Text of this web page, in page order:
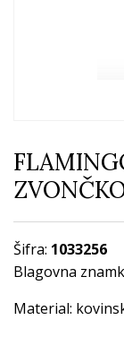
Šifra: 1033256
Blagovna
Material: